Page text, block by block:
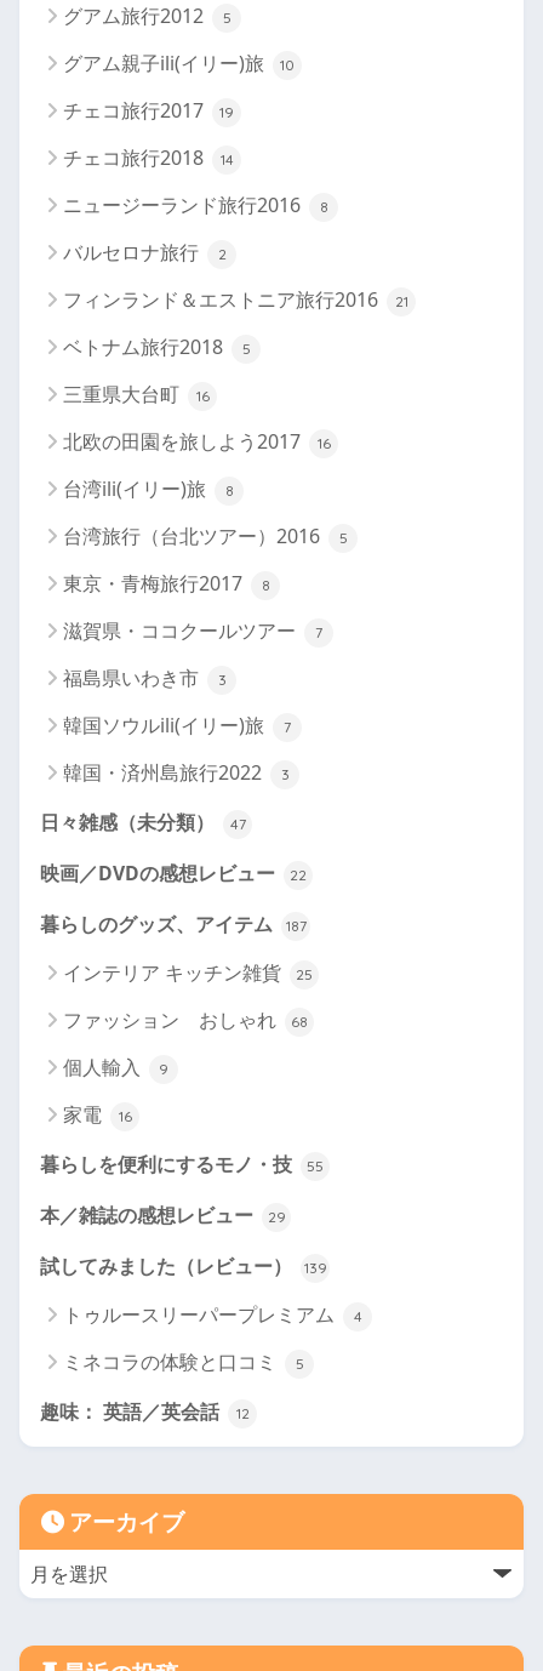
グアム旅行2012 5
グアム親子ili(イリー)旅 10
チェコ旅行2017 19
チェコ旅行2018 14
ニュージーランド旅行2016 8
バルセロナ旅行 2
フィンランド＆エストニア旅行2016 21
ベトナム旅行2018 5
三重県大台町 16
北欧の田園を旅しよう2017 16
台湾ili(イリー)旅 8
台湾旅行（台北ツアー）2016 5
東京・青梅旅行2017 8
滋賀県・ココクールツアー 7
福島県いわき市 3
韓国ソウルili(イリー)旅 7
韓国・済州島旅行2022 3
日々雑感（未分類） 47
映画／DVDの感想レビュー 22
暮らしのグッズ、アイテム 187
インテリア キッチン雑貨 25
ファッション おしゃれ 68
個人輸入 9
家電 16
暮らしを便利にするモノ・技 55
本／雑誌の感想レビュー 29
試してみました（レビュー） 139
トゥルースリーパープレミアム 4
ミネコラの体験と口コミ 5
趣味： 英語／英会話 12
アーカイブ